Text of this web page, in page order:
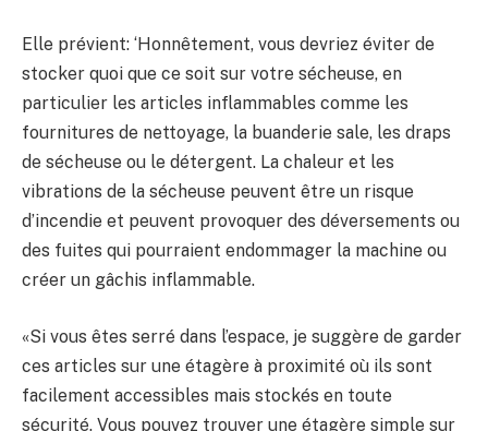
Elle prévient: ‘Honnêtement, vous devriez éviter de
stocker quoi que ce soit sur votre sécheuse, en
particulier les articles inflammables comme les
fournitures de nettoyage, la buanderie sale, les draps
de sécheuse ou le détergent. La chaleur et les
vibrations de la sécheuse peuvent être un risque
d’incendie et peuvent provoquer des déversements ou
des fuites qui pourraient endommager la machine ou
créer un gâchis inflammable.
«Si vous êtes serré dans l’espace, je suggère de garder
ces articles sur une étagère à proximité où ils sont
facilement accessibles mais stockés en toute
sécurité. Vous pouvez trouver une étagère simple sur